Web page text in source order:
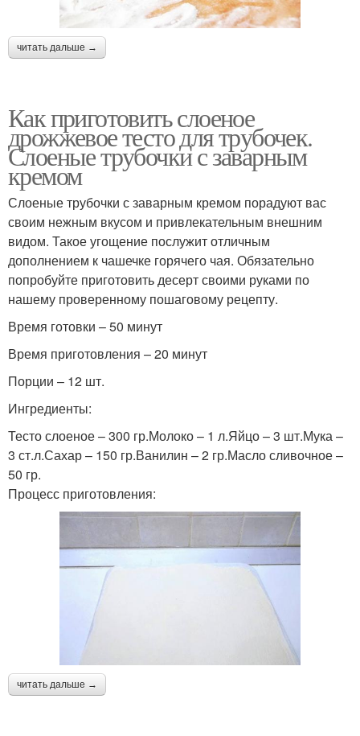
читать дальше →
Как приготовить слоеное
дрожжевое тесто для трубочек.
Слоеные трубочки с заварным
кремом
Слоеные трубочки с заварным кремом порадуют вас
своим нежным вкусом и привлекательным внешним
видом. Такое угощение послужит отличным
дополнением к чашечке горячего чая. Обязательно
попробуйте приготовить десерт своими руками по
нашему проверенному пошаговому рецепту.
Время готовки – 50 минут
Время приготовления – 20 минут
Порции – 12 шт.
Ингредиенты:
Тесто слоеное – 300 гр.Молоко – 1 л.Яйцо – 3 шт.Мука –
3 ст.л.Сахар – 150 гр.Ванилин – 2 гр.Масло сливочное –
50 гр.
Процесс приготовления:
читать дальше →